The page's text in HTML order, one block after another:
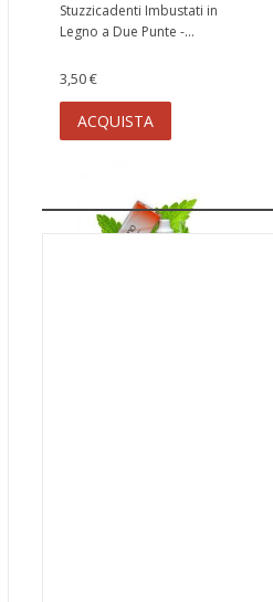
Stuzzicadenti Imbustati in
Legno a Due Punte -...
3,50 €
ACQUISTA